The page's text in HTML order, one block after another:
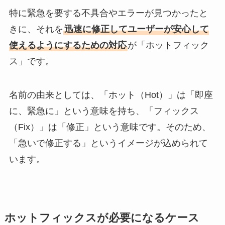
特に緊急を要する不具合やエラーが見つかったと
きに、それを迅速に修正してユーザーが安心して
使えるようにするための対応が「ホットフィック
ス」です。
名前の由来としては、「ホット（Hot）」は「即座
に、緊急に」という意味を持ち、「フィックス
（Fix）」は「修正」という意味です。そのため、
「急いで修正する」というイメージが込められて
います。
ホットフィックスが必要になるケース